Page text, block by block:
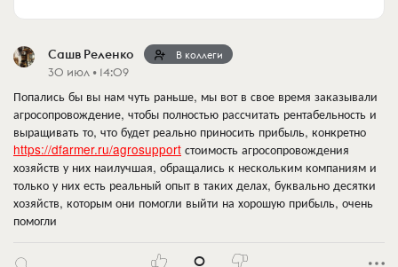
Сашв Реленко В коллеги
30 июл • 14:09
Попались бы вы нам чуть раньше, мы вот в свое время заказывали
агросопровождение, чтобы полностью рассчитать рентабельность и
выращивать то, что будет реально приносить прибыль, конкретно
https://dfarmer.ru/agrosupport стоимость агросопровождения
хозяйств у них наилучшая, обращались к нескольким компаниям и
только у них есть реальный опыт в таких делах, буквально десятки
хозяйств, которым они помогли выйти на хорошую прибыль, очень
помогли
0